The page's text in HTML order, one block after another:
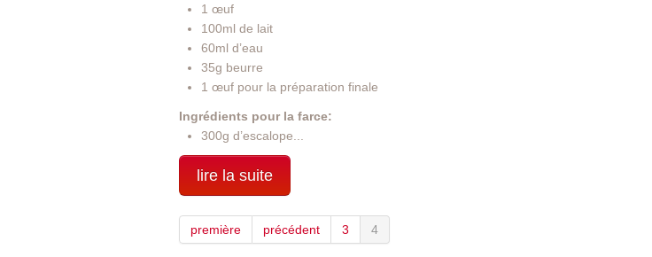
1 œuf
100ml de lait
60ml d’eau
35g beurre
1 œuf pour la préparation finale
Ingrédients pour la farce:
300g d’escalope...
lire la suite
première précédent 3 4